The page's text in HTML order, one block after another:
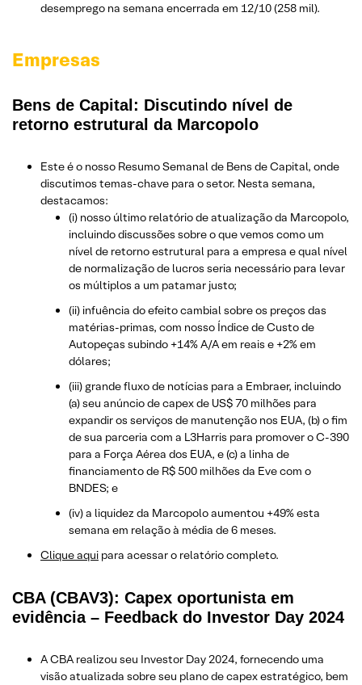
desemprego na semana encerrada em 12/10 (258 mil).
Empresas
Bens de Capital: Discutindo nível de
retorno estrutural da Marcopolo
Este é o nosso Resumo Semanal de Bens de Capital, onde
discutimos temas-chave para o setor. Nesta semana,
destacamos:
(i) nosso último relatório de atualização da Marcopolo,
incluindo discussões sobre o que vemos como um
nível de retorno estrutural para a empresa e qual nível
de normalização de lucros seria necessário para levar
os múltiplos a um patamar justo;
(ii) infuência do efeito cambial sobre os preços das
matérias-primas, com nosso Índice de Custo de
Autopeças subindo +14% A/A em reais e +2% em
dólares;
(iii) grande fluxo de notícias para a Embraer, incluindo
(a) seu anúncio de capex de US$ 70 milhões para
expandir os serviços de manutenção nos EUA, (b) o fim
de sua parceria com a L3Harris para promover o C-390
para a Força Aérea dos EUA, e (c) a linha de
financiamento de R$ 500 milhões da Eve com o
BNDES; e
(iv) a liquidez da Marcopolo aumentou +49% esta
semana em relação à média de 6 meses.
Clique aqui para acessar o relatório completo.
CBA (CBAV3): Capex oportunista em
evidência – Feedback do Investor Day 2024
A CBA realizou seu Investor Day 2024, fornecendo uma
visão atualizada sobre seu plano de capex estratégico, bem